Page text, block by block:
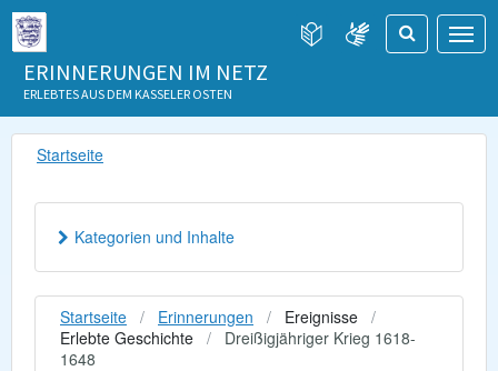
ERINNERUNGEN IM NETZ
ERLEBTES AUS DEM KASSELER OSTEN
Startseite
Startseite Erinnerungen
Ereignisse
Erlebte Geschichte
Dreißigjähriger Krieg 1618-
1648
Kategorien und Inhalte